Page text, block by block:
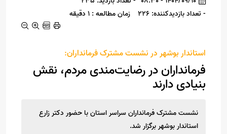
- تعداد بازدیدکننده: 226
زمان مطالعه : 1 دقیقه
استاندار بوشهر در نشست مشترک فرمانداران:
فرمانداران در رضایت‌مندی مردم، نقش
بنیادی دارند
نشست مشترک فرمانداران سراسر استان با حضور دکتر زارع
استاندار بوشهر برگزار شد.